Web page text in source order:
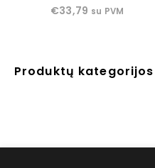
of
€33,79 su PVM
Produktų kategorijos